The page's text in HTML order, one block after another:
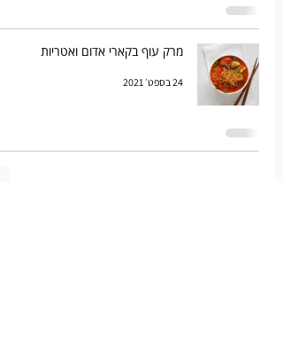
מרק עוף בקארי אדום ואטריות
24 בספט׳ 2021